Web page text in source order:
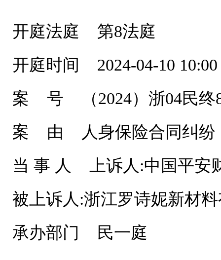
开庭法庭 第8法庭
开庭时间 2024-04-10 10:00
案 号 （2024）浙04民终
案 由 人身保险合同纠纷
当 事 人 上诉人:中国平安
被上诉人:浙江罗诗妮新材
承办部门 民一庭